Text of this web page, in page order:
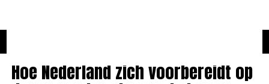
Hoe Nederland zich voorbereidt op